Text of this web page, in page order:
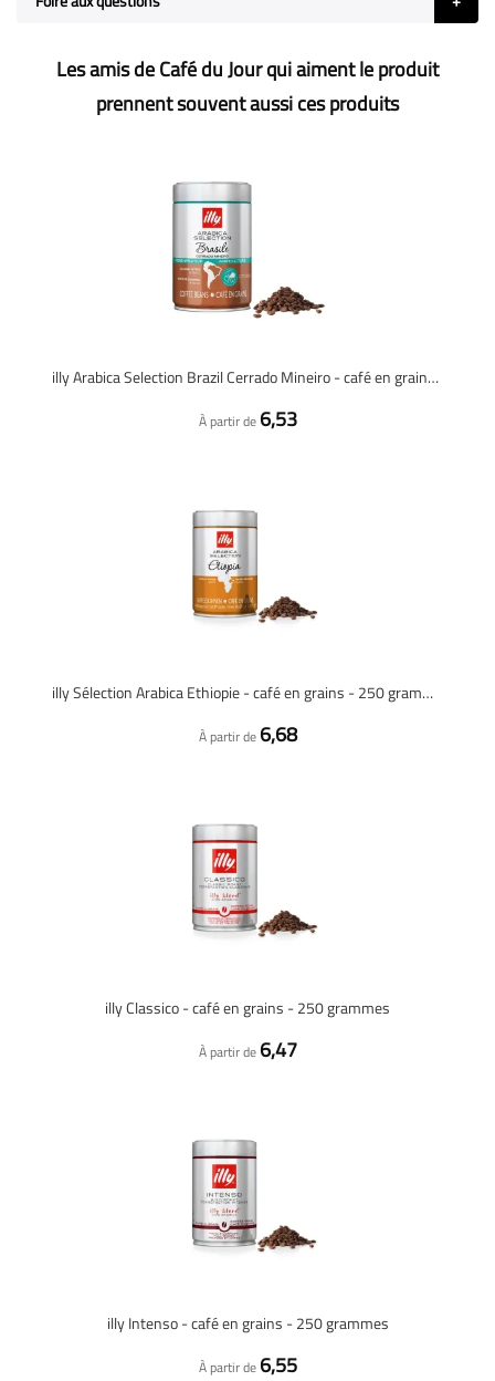
Les amis de Café du Jour qui aiment le produit
prennent souvent aussi ces produits
illy Arabica Selection Brazil Cerrado Mineiro - café en grains - 250 grammes
À partir de 6,53
illy Sélection Arabica Ethiopie - café en grains - 250 grammes
À partir de 6,68
illy Classico - café en grains - 250 grammes
À partir de 6,47
illy Intenso - café en grains - 250 grammes
À partir de 6,55